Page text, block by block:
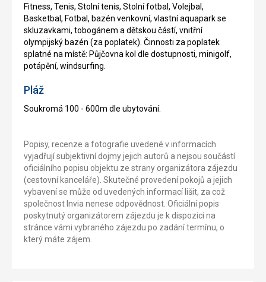
Fitness, Tenis, Stolní tenis, Stolní fotbal, Volejbal,
Basketbal, Fotbal, bazén venkovní, vlastní aquapark se
skluzavkami, tobogánem a dětskou částí, vnitřní
olympijský bazén (za poplatek). Činnosti za poplatek
splatné na místě: Půjčovna kol dle dostupnosti, minigolf,
potápění, windsurfing.
Pláž
Soukromá 100 - 600m dle ubytování.
Popisy, recenze a fotografie uvedené v informacích
vyjadřují subjektivní dojmy jejich autorů a nejsou součástí
oficiálního popisu objektu ze strany organizátora zájezdu
(cestovní kanceláře). Skutečné provedení pokojů a jejich
vybavení se může od uvedených informací lišit, za což
společnost Invia nenese odpovědnost. Oficiální popis
poskytnutý organizátorem zájezdu je k dispozici na
stránce vámi vybraného zájezdu po zadání termínu, o
který máte zájem.